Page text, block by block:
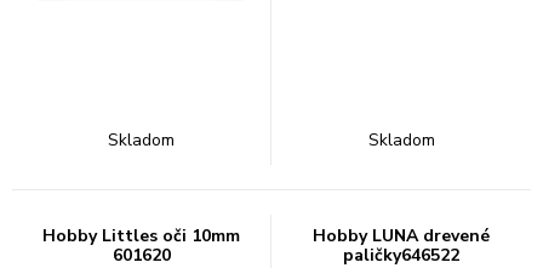
Skladom Skladom
Hobby Littles oči 10mm
601620
Hobby LUNA drevené
paličky646522